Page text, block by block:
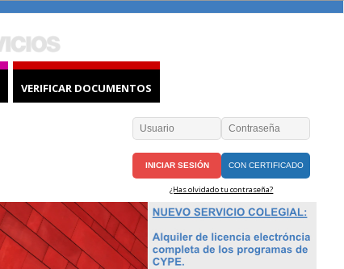
VERIFICAR DOCUMENTOS
CON CERTIFICADO
¿Has olvidado tu contraseña?